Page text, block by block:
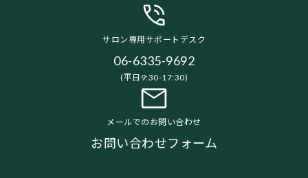
サロン専用サポートデスク
06-6335-9692
(平日9:30-17:30)
メールでのお問い合わせ
お問い合わせフォーム